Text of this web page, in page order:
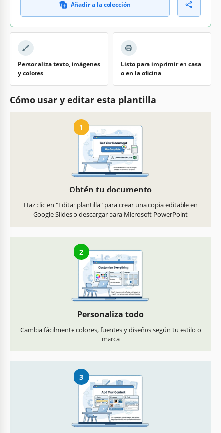
Añadir a la colección
Personaliza texto, imágenes
y colores
Listo para imprimir en casa
o en la oficina
Cómo usar y editar esta plantilla
1
Obtén tu documento
Haz clic en "Editar plantilla" para crear una copia editable en
Google Slides o descargar para Microsoft PowerPoint
2
Personaliza todo
Cambia fácilmente colores, fuentes y diseños según tu estilo o
marca
3